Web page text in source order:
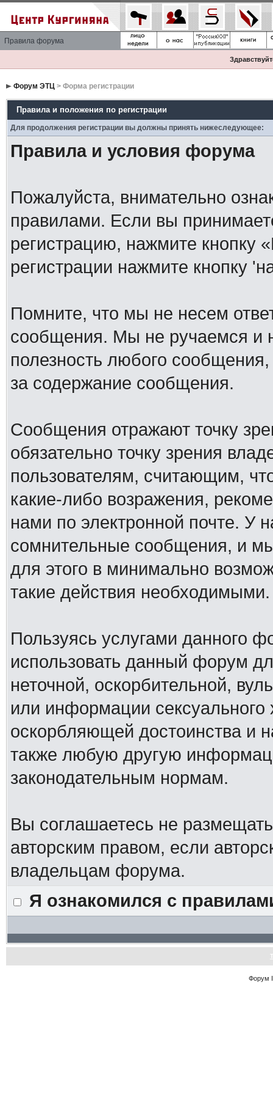
Правила форума
Форум ЭТЦ> Форма регистрации
Правила и положения по регистрации
Для продолжения регистрации вы должны принять нижеследующее:
Правила и условия форума
Пожалуйста, внимательно
правилами. Если вы
регистрацию, нажмите кнопку
регистрации нажмите кнопку
Помните, что мы не несем
сообщения. Мы не ручаемся и
полезность любого
за содержание сообщения.
Сообщения отражают точку
обязательно точку зрения
пользователям, считающим,
какие-либо возражения,
нами по электронной почте. У
сомнительные сообщения, и
для этого в минимально
такие действия необходимыми.
Пользуясь услугами данного
использовать данный форум
неточной, оскорбительной,
или информации
оскорбляющей достоинства и
также любую другую
законодательным нормам.
Вы соглашаетесь не
авторским правом, если
владельцам форума.
Я ознакомился с
Форум